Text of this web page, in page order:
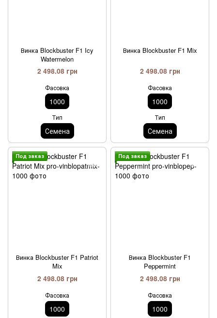
Винка Blockbuster F1 Icy
Watermelon
2 498.08 грн
Фасовка
1000
Тип
Семена
Винка Blockbuster F1 Mix
2 498.08 грн
Фасовка
1000
Тип
Семена
Под заказ
Винка Blockbuster F1 Patriot
Mix
2 498.08 грн
Фасовка
1000
Под заказ
Винка Blockbuster F1
Peppermint
2 498.08 грн
Фасовка
1000